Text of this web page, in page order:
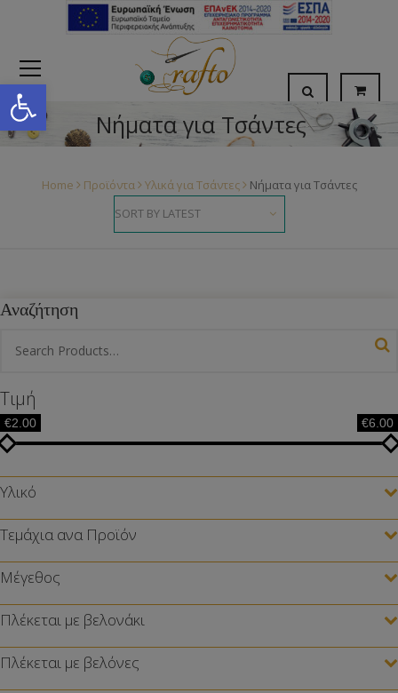
Open toolbar
Νήματα για Τσάντες
Home Προϊόντα Υλικά για Τσάντες Νήματα για Τσάντες
Αναζήτηση
Τιμή
€2.00 €6.00
Υλικό
Τεμάχια ανα Προϊόν
Μέγεθος
Πλέκεται με βελονάκι
Πλέκεται με βελόνες